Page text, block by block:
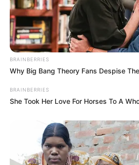
BRAINBERRIES
Why Big Bang Theory Fans Despise
BRAINBERRIES
She Took Her Love For Horses To A